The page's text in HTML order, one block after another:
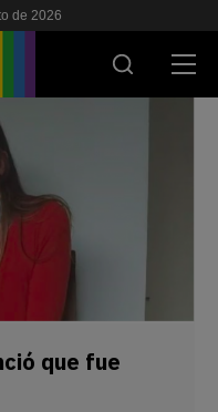
de 2026
que fue